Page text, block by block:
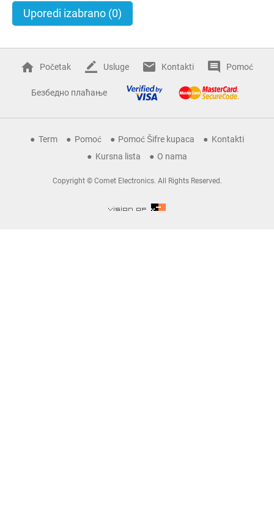
Uporedi izabrano (0)
Početak Usluge Kontakti Pomoć
Безбедно плаћање
Term Pomoć Pomoć Šifre kupaca
Kontakti
Kursna lista
O nama
Copyright © Comet Electronics. All Rights Reserved.